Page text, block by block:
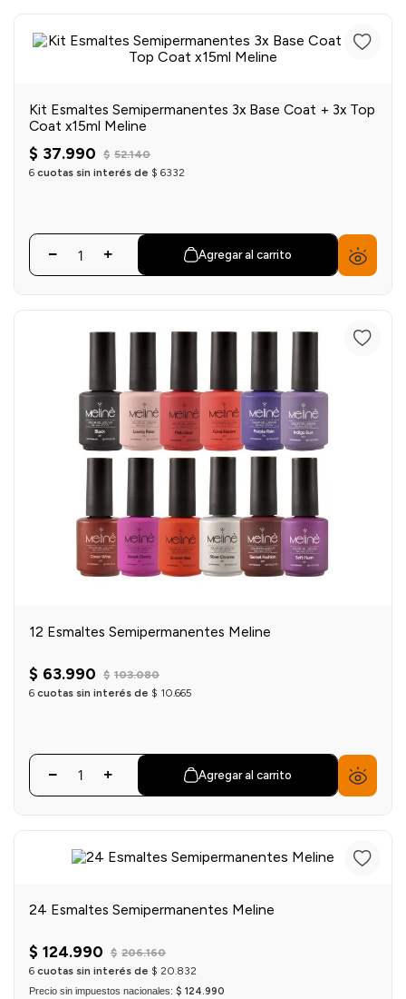
Secadores
Kit Esmaltes Semipermanentes 3x Base Coat + 3x Top
Coat x15ml Meline
$ 37.990 $ 52.140
6 cuotas sin interés de $ 6332
Agregar al carrito
12 Esmaltes Semipermanentes Meline
$ 63.990 $ 103.080
6 cuotas sin interés de $ 10.665
Agregar al carrito
24 Esmaltes Semipermanentes Meline
$ 124.990 $ 206.160
6 cuotas sin interés de $ 20.832
Precio sin impuestos nacionales: $ 124.990